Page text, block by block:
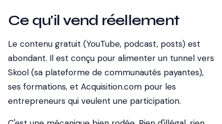
Ce qu'il vend réellement
Le contenu gratuit (YouTube, podcast, posts) est
abondant. Il est conçu pour alimenter un tunnel vers
Skool (sa plateforme de communautés payantes),
ses formations, et Acquisition.com pour les
entrepreneurs qui veulent une participation.